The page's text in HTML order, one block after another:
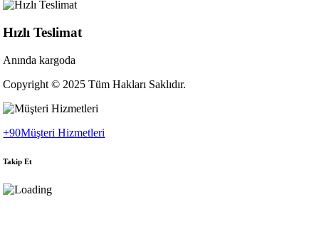
Hızlı Teslimat
Anında kargoda
Copyright © 2025 Tüm Hakları Saklıdır.
+90Müşteri Hizmetleri
Takip Et